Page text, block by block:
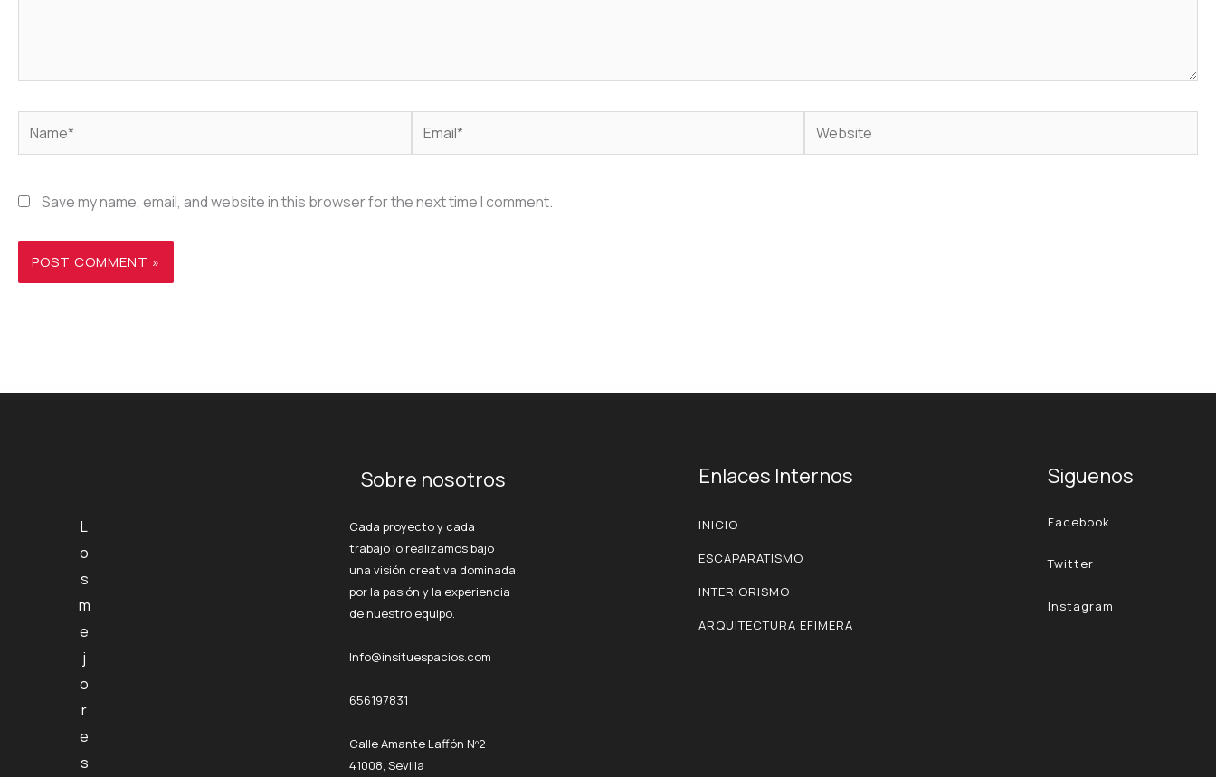
Name* Email* Website
Save my name, email, and website in this browser for the next time I comment.
L
o
s
m
e
j
o
r
e
s
Sobre nosotros
Cada proyecto y cada
trabajo lo realizamos bajo
una visión creativa dominada
por la pasión y la experiencia
de nuestro equipo.
Info@insituespacios.com
656197831
Calle Amante Laffón Nº2
41008, Sevilla
Enlaces Internos
INICIO
ESCAPARATISMO
INTERIORISMO
ARQUITECTURA EFIMERA
Siguenos
Facebook
Twitter
Instagram